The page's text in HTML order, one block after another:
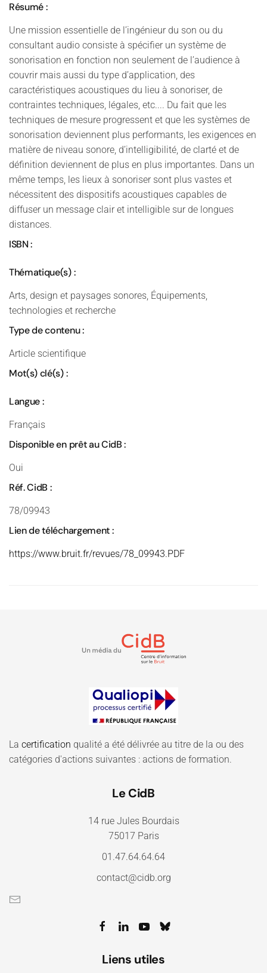
Résumé :
Une mission essentielle de l’ingénieur du son ou du
consultant audio consiste à spécifier un système de
sonorisation en fonction non seulement de l’audience à
couvrir mais aussi du type d’application, des
caractéristiques acoustiques du lieu à sonoriser, de
contraintes techniques, légales, etc.... Du fait que les
techniques de mesure progressent et que les systèmes de
sonorisation deviennent plus performants, les exigences en
matière de niveau sonore, d’intelligibilité, de clarté et de
définition deviennent de plus en plus importantes. Dans un
même temps, les lieux à sonoriser sont plus vastes et
nécessitent des dispositifs acoustiques capables de
diffuser un message clair et intelligible sur de longues
distances.
ISBN :
Thématique(s) :
Arts, design et paysages sonores, Équipements,
technologies et recherche
Type de contenu :
Article scientifique
Mot(s) clé(s) :
Langue :
Français
Disponible en prêt au CidB :
Oui
Réf. CidB :
78/09943
Lien de téléchargement :
https://www.bruit.fr/revues/78_09943.PDF
La certification qualité a été délivrée au titre de la ou des
catégories d'actions suivantes : actions de formation.
Le CidB
14 rue Jules Bourdais
75017 Paris
01.47.64.64.64
contact@cidb.org
Liens utiles